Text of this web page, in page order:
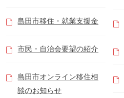
島田市移住・就業支援金
市民・自治会要望の紹介
島田市オンライン移住相
談のお知らせ